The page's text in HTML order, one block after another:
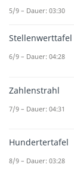
ganzen Zahlen
Zeichen für
Zahlen ist
.
sind zum
Die Wurzel
sie nicht als
5/9 – Dauer: 03:30
Stellenwerttafel
6/9 – Dauer: 04:28
Zahlenstrahl
7/9 – Dauer: 04:31
Hundertertafel
8/9 – Dauer: 03:28